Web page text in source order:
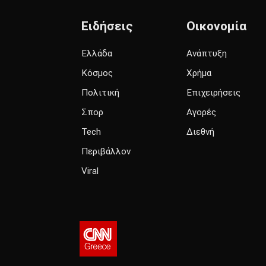
Ειδήσεις
Ελλάδα
Κόσμος
Πολιτική
Σπορ
Tech
Περιβάλλον
Viral
Οικονομία
Ανάπτυξη
Χρήμα
Επιχειρήσεις
Αγορές
Διεθνή